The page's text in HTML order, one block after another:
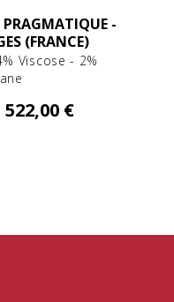
PRAGMATIQUE -
(FRANCE)
Viscose - 2%
522,00 €